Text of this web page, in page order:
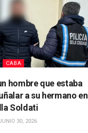
CABA
hombre que estaba
a su hermano en
Soldati
30, 2026